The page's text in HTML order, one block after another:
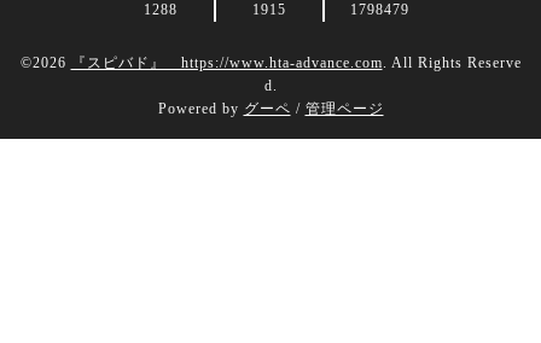
1288 1915 1798479
©2026 『スピバド』 https://www.hta-advance.com. All Rights Reserve
d.
Powered by グーペ / 管理ページ